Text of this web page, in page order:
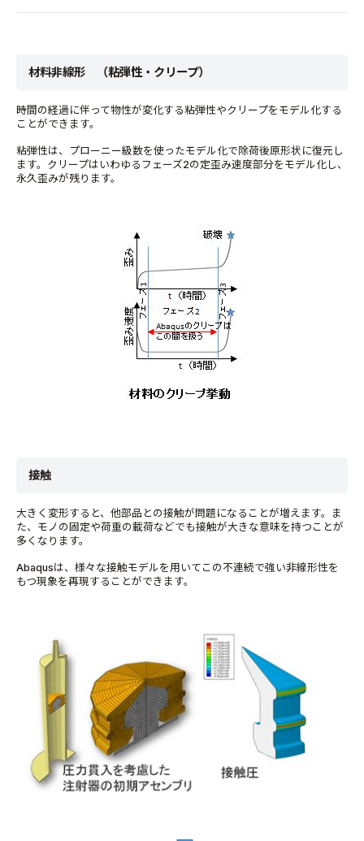
材料非線形 （粘弾性・クリープ）
時間の経過に伴って物性が変化する粘弾性やクリープをモデル化する
ことができます。
粘弾性は、プローニー級数を使ったモデル化で除荷後原形状に復元し
ます。クリープはいわゆるフェーズ2の定歪み速度部分をモデル化し、
永久歪みが残ります。
接触
大きく変形すると、他部品との接触が問題になることが増えます。ま
た、モノの固定や荷重の載荷などでも接触が大きな意味を持つことが
多くなります。
Abaqusは、様々な接触モデルを用いてこの不連続で強い非線形性を
もつ現象を再現することができます。